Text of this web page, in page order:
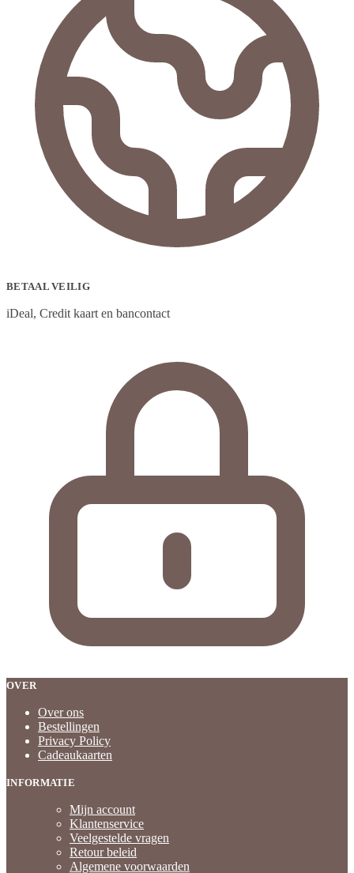
BETAAL VEILIG
iDeal, Credit kaart en bancontact
OVER
Over ons
Bestellingen
Privacy Policy
Cadeaukaarten
INFORMATIE
Mijn account
Klantenservice
Veelgestelde vragen
Retour beleid
Algemene voorwaarden